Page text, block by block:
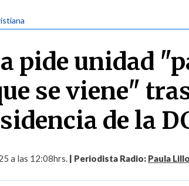
pide unidad
se viene"
de la
a las 12:08hrs. | Periodista Radio: Paula Lillo